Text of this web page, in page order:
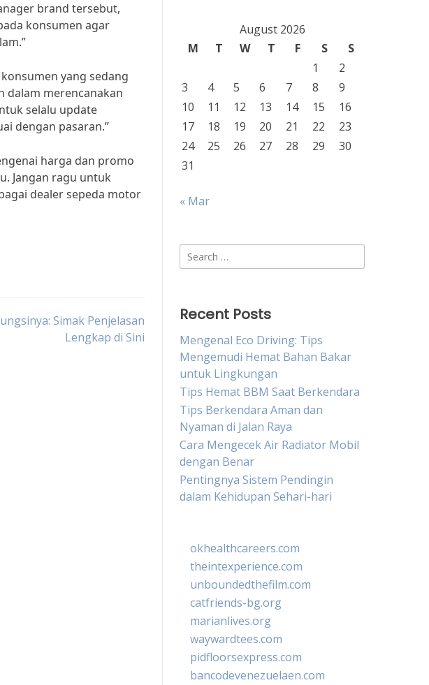
brand tersebut,
konsumen agar
yang sedang
dalam merencanakan
selalu update
dengan pasaran.”
harga dan promo
Jangan ragu untuk
dealer sepeda motor
Simak Penjelasan
Lengkap di Sini
August 2026
M
T W T F S
S
1
2
3
4 5 6 7 8
9
10
11 12 13 14 15
16
17
18 19 20 21 22
23
24
25 26 27 28 29
30
31
« Mar
Search
for:
Recent Posts
Mengenal Eco Driving: Tips
Mengemudi Hemat Bahan Bakar
untuk Lingkungan
Tips Hemat BBM Saat Berkendara
Tips Berkendara Aman dan
Nyaman di Jalan Raya
Cara Mengecek Air Radiator Mobil
dengan Benar
Pentingnya Sistem Pendingin
dalam Kehidupan Sehari-hari
okhealthcareers.com
theintexperience.com
unboundedthefilm.com
catfriends-bg.org
marianlives.org
waywardtees.com
pidfloorsexpress.com
bancodevenezuelaen.com